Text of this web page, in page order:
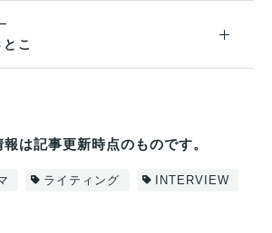
こ
は記事更新時点のものです。
ライティング INTERVIEW